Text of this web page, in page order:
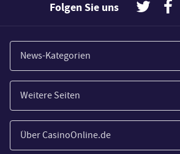
Folgen Sie uns
News-Kategorien
Casinos
Wirtschaft
Spiele
Weitere Seiten
Paypal Casinos
Novoline Casinos
Über CasinoOnline.de